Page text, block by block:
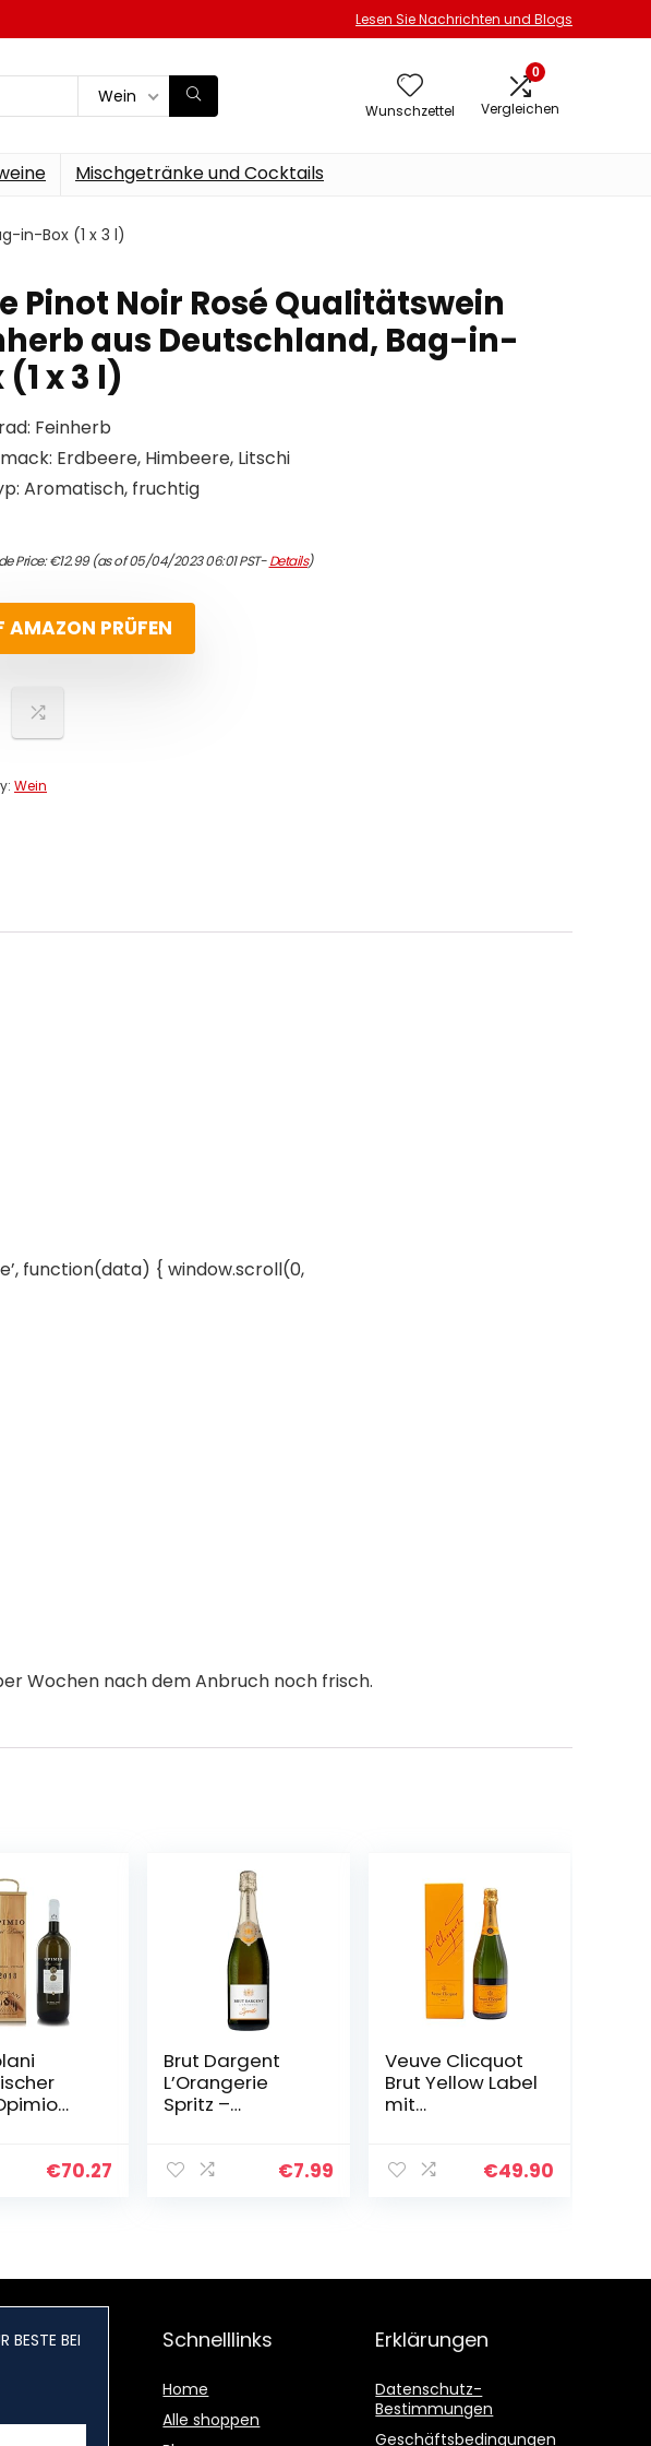
Lesen Sie Nachrichten und Blogs
Wein
Wunschzettel
0
Vergleichen
Mischgetränke und Cocktails
in-Box (1 x 3 l)
Pinot Noir Rosé Qualitätswein
aus Deutschland, Bag-in-
(1 x 3 l)
Feinherb
Erdbeere, Himbeere, Litschi
Aromatisch, fruchtig
Price:€12.99(as of 05/04/2023 06:01 PST-Details)
AMAZON PRÜFEN
Wein
function(data) { window.scroll(0,
Wochen nach dem Anbruch noch frisch.
Flasche
€70.27
Brut Dargent
L’Orangerie
Spritz –
Interpretation
€7.99
Veuve Clicquot
Brut Yellow Label
mit
€49.90
BESTE BEI Schnelllinks
Home
Alle shoppen
Erklärungen
Datenschutz-
Bestimmungen
Geschäftsbedingungen